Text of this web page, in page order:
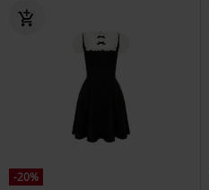
-20%